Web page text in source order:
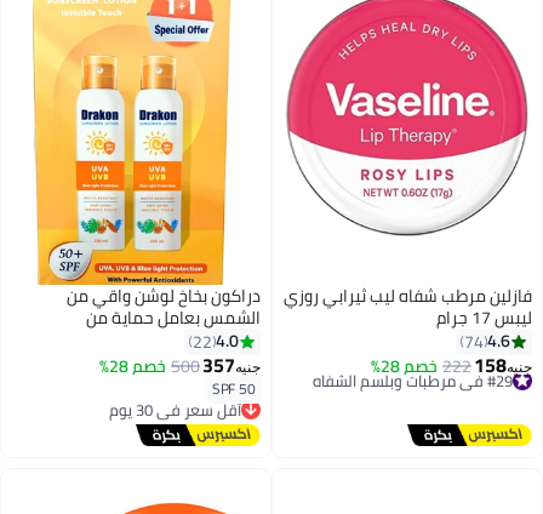
فازلين مرطب شفاه ليب ثيرابي روزي
ليبس 17 جرام
4.6
74
جنيه158
222 خصم 28% #29 في مرطبات وبلسم الشفاه
توصيل مجاني
دراكون بخاخ لوشن واقي من
الشمس بعامل حماية من
الشمس50-2 قطعة 400 مل
4.0
22
جنيه357
500 خصم 28%
SPF 50
أقل سعر في 30 يوم
توصيل مجاني
أقل سعر في 30 يوم